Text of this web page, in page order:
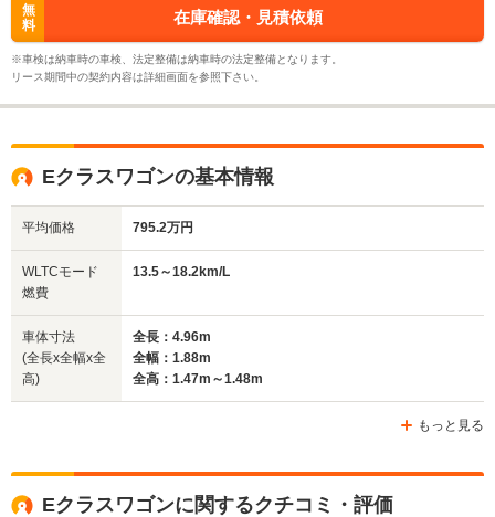
無
料
在庫確認・見積依頼
※車検は納車時の車検、法定整備は納車時の法定整備となります。
リース期間中の契約内容は詳細画面を参照下さい。
Eクラスワゴンの基本情報
平均価格 795.2万円
WLTCモード
燃費
13.5～18.2km/L
車体寸法
(全長x全幅x全
高)
全長：4.96m
全幅：1.88m
全高：1.47m～1.48m
もっと見る
Eクラスワゴンに関するクチコミ・評価